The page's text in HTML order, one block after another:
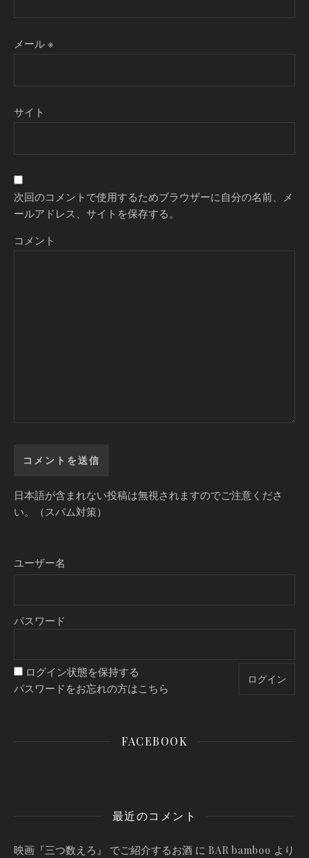
メール※
サイト
次回のコメントで使用するためブラウザーに自分の名前、メ
ールアドレス、サイトを保存する。
コメント
日本語が含まれない投稿は無視されますのでご注意くださ
い。（スパム対策）
ユーザー名
パスワード
ログイン状態を保持する
パスワードをお忘れの方はこちら
FACEBOOK
最近のコメント
映画『三つ数えろ』 でご紹介するお酒 に BAR bamboo より